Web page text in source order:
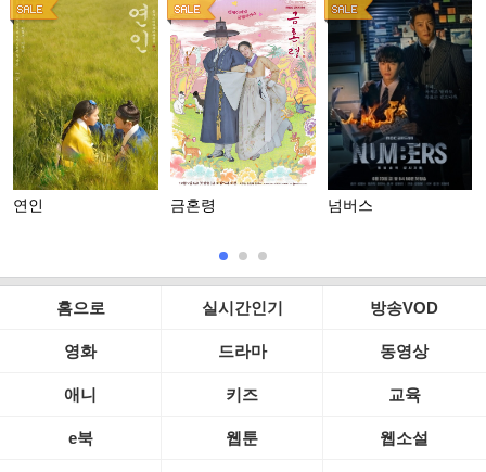
연인 금혼령 넘버스
홈으로 실시간인기 방송VOD
영화 드라마 동영상
애니 키즈 교육
e북 웹툰 웹소설